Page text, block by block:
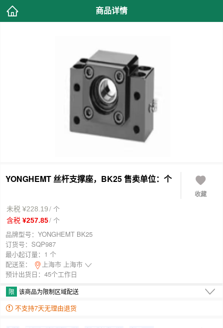
商品详情
YONGHEMT 丝杆支撑座，BK25 售卖单位：个
收藏
未税 ¥228.19/ 个
含税 ¥257.85/ 个
品牌型号： YONGHEMT BK25
订货号： SQP987
最小起订量： 1 个
配送至：
上海市 上海市
预计出货日：45个工作日
限 该商品为限制区域配送
不支持7天无理由退货